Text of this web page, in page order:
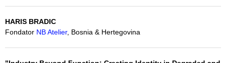
HARIS BRADIC
Fondator NB Atelier, Bosnia & Hertegovina